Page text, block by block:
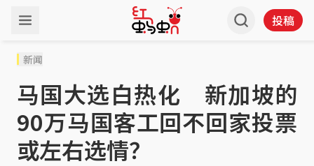
投稿
新闻
马国大选白热化 新加坡的
90万马国客工回不回家投票
或左右选情？